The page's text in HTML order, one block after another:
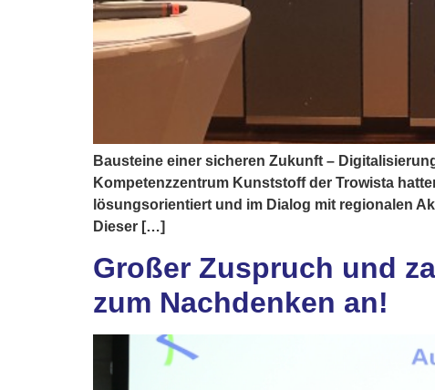
Bausteine einer sicheren Zukunft –
Kompetenzzentrum Kunststoff der Trowista
lösungsorientiert und im Dialog mit regionalen
Dieser […]
Großer Zuspruch und
zum Nachdenken an!